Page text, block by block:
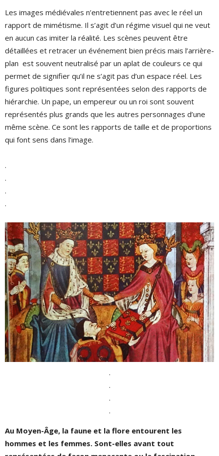
Les images médiévales n’entretiennent pas avec le réel un
rapport de mimétisme. Il s’agit d’un régime visuel qui ne veut
en aucun cas imiter la réalité. Les scènes peuvent être
détaillées et retracer un événement bien précis mais l’arrière-
plan est souvent neutralisé par un aplat de couleurs ce qui
permet de signifier qu’il ne s’agit pas d’un espace réel. Les
figures politiques sont représentées selon des rapports de
hiérarchie. Un pape, un empereur ou un roi sont souvent
représentés plus grands que les autres personnages d’une
même scène. Ce sont les rapports de taille et de proportions
qui font sens dans l’image.
.
.
.
.
.
.
.
.
Au Moyen-Âge, la faune et la flore entourent les
hommes et les femmes. Sont-elles avant tout